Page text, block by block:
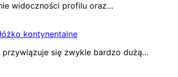
widoczności profilu oraz…
kontynentalne
się zwykle bardzo dużą…